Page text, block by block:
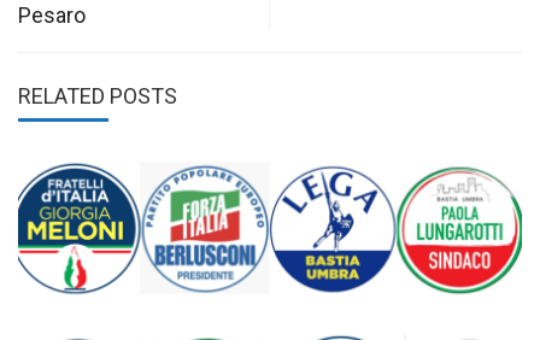
Pesaro
RELATED POSTS